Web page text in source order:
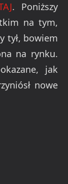
. Poniższy
na tym,
tył, bowiem
na rynku.
jak
nowe